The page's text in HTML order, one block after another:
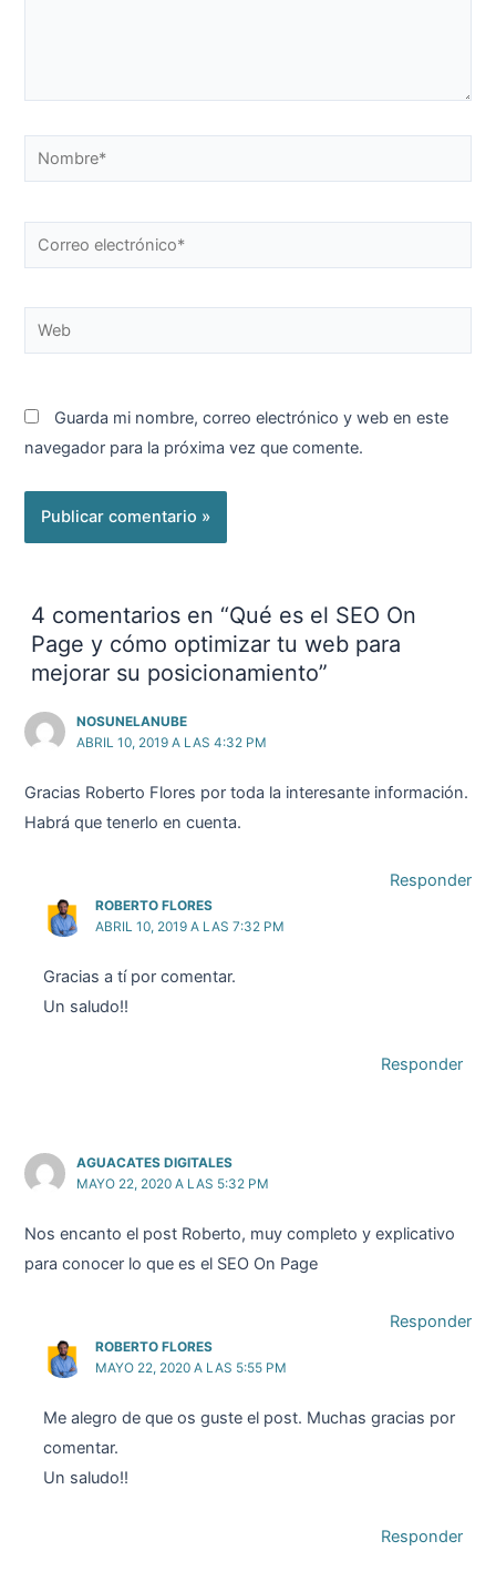
Nombre*
Correo
electrónico*
Web
Guarda mi nombre, correo electrónico y web en este
navegador para la próxima vez que comente.
4 comentarios en “Qué es el SEO On
Page y cómo optimizar tu web para
mejorar su posicionamiento”
NOSUNELANUBE
ABRIL 10, 2019 A LAS 4:32 PM
Gracias Roberto Flores por toda la interesante información.
Habrá que tenerlo en cuenta.
Responder
ROBERTO FLORES
ABRIL 10, 2019 A LAS 7:32 PM
Gracias a tí por comentar.
Un saludo!!
Responder
AGUACATES DIGITALES
MAYO 22, 2020 A LAS 5:32 PM
Nos encanto el post Roberto, muy completo y explicativo
para conocer lo que es el SEO On Page
Responder
ROBERTO FLORES
MAYO 22, 2020 A LAS 5:55 PM
Me alegro de que os guste el post. Muchas gracias por
comentar.
Un saludo!!
Responder